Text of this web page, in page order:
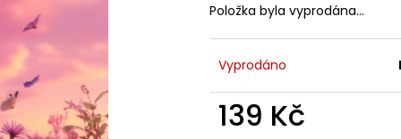
Položka byla vyprodána…
Vyprodáno
139 Kč